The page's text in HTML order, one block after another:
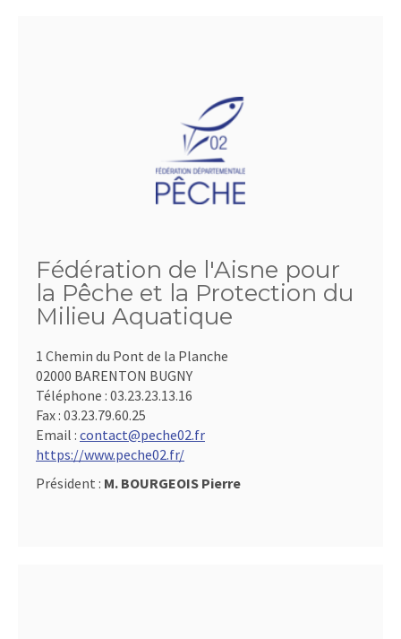
Fédération de l'Aisne pour
la Pêche et la Protection du
Milieu Aquatique
1 Chemin du Pont de la Planche
02000 BARENTON BUGNY
Téléphone : 03.23.23.13.16
Fax : 03.23.79.60.25
Email : contact@peche02.fr
https://www.peche02.fr/
Président : M. BOURGEOIS Pierre